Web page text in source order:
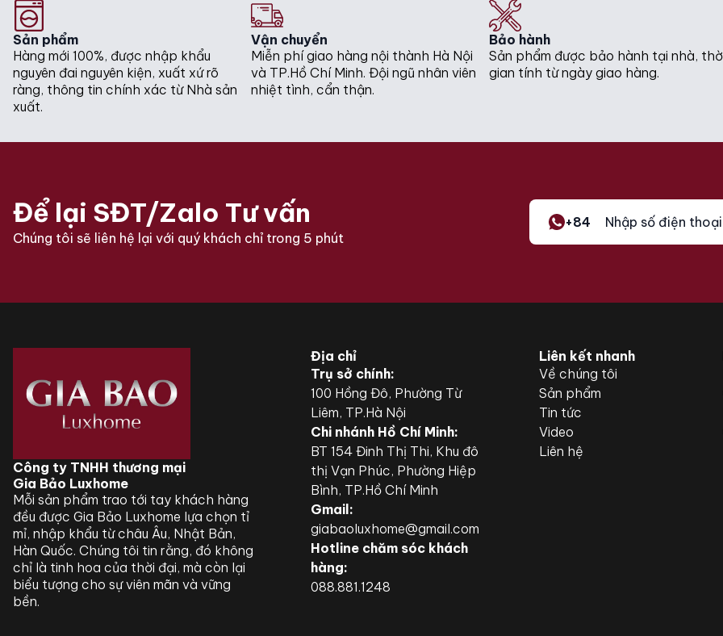
Sản phẩm
Hàng mới 100%, được nhập khẩu
nguyên đai nguyên kiện, xuất xứ rõ
ràng, thông tin chính xác từ Nhà sản
xuất.
Vận chuyển
Miễn phí giao hàng nội thành Hà Nội
và TP.Hồ Chí Minh. Đội ngũ nhân viên
nhiệt tình, cẩn thận.
Bảo hành
Sản phẩm được bảo hành tại nhà,
gian tính từ ngày giao hàng.
Để lại SĐT/Zalo Tư vấn
Chúng tôi sẽ liên hệ lại với quý khách chỉ trong 5 phút
+84
Công ty TNHH thương mại
Gia Bảo Luxhome
Mỗi sản phẩm trao tới tay khách hàng
đều được Gia Bảo Luxhome lựa chọn tỉ
mỉ, nhập khẩu từ châu Âu, Nhật Bản,
Hàn Quốc. Chúng tôi tin rằng, đó không
chỉ là tinh hoa của thời đại, mà còn lại
biểu tượng cho sự viên mãn và vững
bền.
Địa chỉ
Trụ sở chính:
100 Hồng Đô, Phường Từ
Liêm, TP.Hà Nội
Chi nhánh Hồ Chí Minh:
BT 154 Đinh Thị Thi, Khu đô
thị Vạn Phúc, Phường Hiệp
Bình, TP.Hồ Chí Minh
Gmail:
giabaoluxhome@gmail.com
Hotline chăm sóc khách
hàng:
088.881.1248
Liên kết nhanh
Về chúng tôi
Sản phẩm
Tin tức
Video
Liên hệ